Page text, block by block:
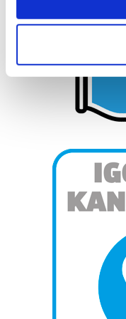
Identify your
specific
Find out more about
and set your
prozesatzen ditugu,
teknologia erabiliz,
pertsonalizatuak
neurtzeko, jendeari
erabiltzen dituen
Bazkide batzuek ez
interes komertzial
bazkideen zerrenda,